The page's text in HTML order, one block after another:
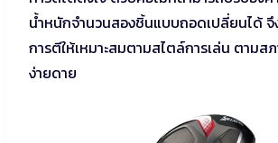
น้ำหนักจำนวนสองชิ้นแบบถอดเปลี่ยนได้
การตีให้เหมาะสมตามสไตล์การเล่น ตามส
ง่ายดาย